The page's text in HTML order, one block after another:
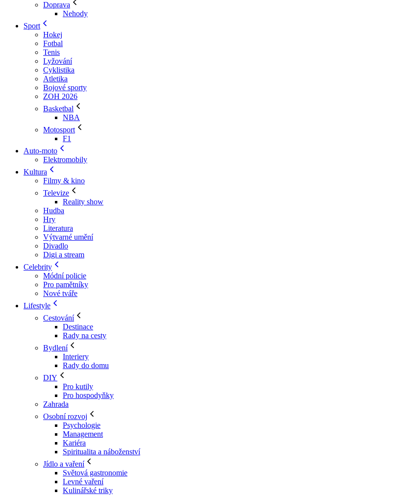
Doprava
Nehody
Sport
Hokej
Fotbal
Tenis
Lyžování
Cyklistika
Atletika
Bojové sporty
ZOH 2026
Basketbal
NBA
Motosport
F1
Auto-moto
Elektromobily
Kultura
Filmy & kino
Televize
Reality show
Hudba
Hry
Literatura
Výtvarné umění
Divadlo
Digi a stream
Celebrity
Módní policie
Pro pamětníky
Nové tváře
Lifestyle
Cestování
Destinace
Rady na cesty
Bydlení
Interiery
Rady do domu
DIY
Pro kutily
Pro hospodyňky
Zahrada
Osobní rozvoj
Psychologie
Management
Kariéra
Spiritualita a náboženství
Jídlo a vaření
Světová gastronomie
Levné vaření
Kulinářské triky